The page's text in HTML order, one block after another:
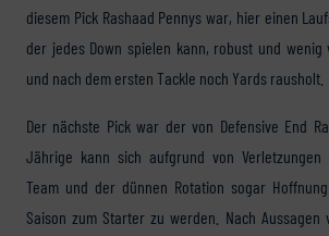
diesem Pick Rashaad Pennys war, hier einen
der jedes Down spielen kann, robust und
und nach dem ersten Tackle noch Yards rausholt.
Der nächste Pick war der von Defensive End
Jährige kann sich aufgrund von
Team und der dünnen Rotation sogar
Saison zum Starter zu werden. Nach